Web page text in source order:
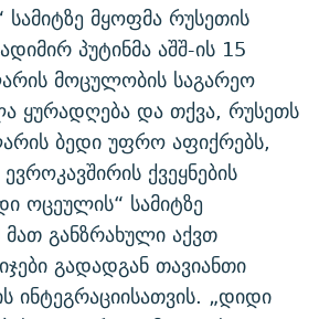
მყოფმა რუსეთის
პუტინმა აშშ-ის 15
მოცულობის საგარეო
ყურადღება და თქვა, რუსეთს
ბედი უფრო აფიქრებს,
ქვეყნების
ოცეულის“ სამიტზე
განზრახული აქვთ
გადადგან თავიანთი
ინტეგრაციისათვის. „დიდი